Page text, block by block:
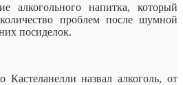
алкогольного напитка, который
проблем после шумной
посиделок.
назвал алкоголь, от